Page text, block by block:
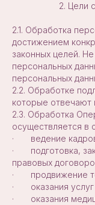
2. Цели
2.1. Обработка
достижением
законных целей.
персональных
персональных
2.2. Обработке
которые отвечают
2.3. Обработка
осуществляется в
· ведение
· подготовка,
правовых
· продвижение
· оказания услуг
· оказания